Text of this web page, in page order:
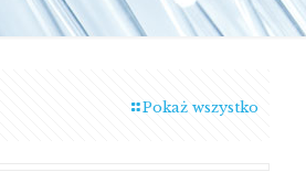
Pokaż wszystko